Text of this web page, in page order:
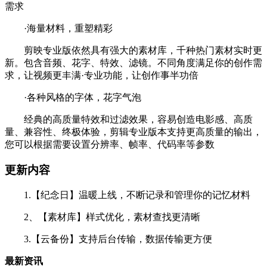
需求
·海量材料，重塑精彩
剪映专业版依然具有强大的素材库，千种热门素材实时更
新。包含音频、花字、特效、滤镜。不同角度满足你的创作需
求，让视频更丰满·专业功能，让创作事半功倍
·各种风格的字体，花字气泡
经典的高质量特效和过滤效果，容易创造电影感、高质
量、兼容性、终极体验，剪辑专业版本支持更高质量的输出，
您可以根据需要设置分辨率、帧率、代码率等参数
更新内容
1.【纪念日】温暖上线，不断记录和管理你的记忆材料
2、【素材库】样式优化，素材查找更清晰
3.【云备份】支持后台传输，数据传输更方便
最新资讯